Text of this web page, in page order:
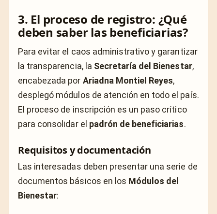
3. El proceso de registro: ¿Qué
deben saber las beneficiarias?
Para evitar el caos administrativo y garantizar
la transparencia, la Secretaría del Bienestar,
encabezada por Ariadna Montiel Reyes,
desplegó módulos de atención en todo el país.
El proceso de inscripción es un paso crítico
para consolidar el padrón de beneficiarias.
Requisitos y documentación
Las interesadas deben presentar una serie de
documentos básicos en los Módulos del
Bienestar: